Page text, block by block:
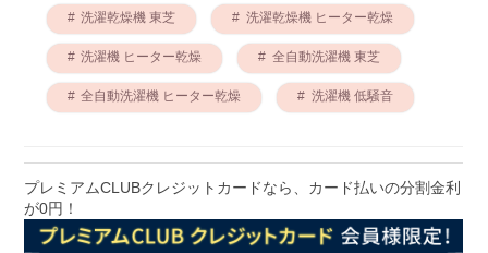
洗濯乾燥機 東芝 洗濯乾燥機 ヒーター乾燥
洗濯機 ヒーター乾燥 全自動洗濯機 東芝
全自動洗濯機 ヒーター乾燥 洗濯機 低騒音
プレミアムCLUBクレジットカードなら、カード払いの分割金利
が0円！